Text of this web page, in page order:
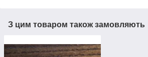
З цим товаром також замовляють